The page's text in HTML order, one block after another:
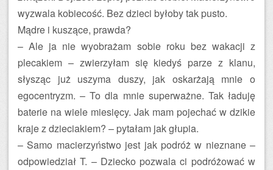
wyzwala kobiecość. Bez dzieci byłoby tak pusto.
Mądre i kuszące, prawda?
– Ale ja nie wyobrażam sobie roku bez wakacji z
plecakiem – zwierzyłam się kiedyś parze z klanu,
słysząc już uszyma duszy, jak oskarżają mnie o
egocentryzm. – To dla mnie superważne. Tak ładuję
baterie na wiele miesięcy. Jak mam pojechać w dzikie
kraje z dzieciakiem? – pytałam jak głupia.
– Samo macierzyństwo jest jak podróż w nieznane –
odpowiedział T. – Dziecko pozwala ci podróżować w